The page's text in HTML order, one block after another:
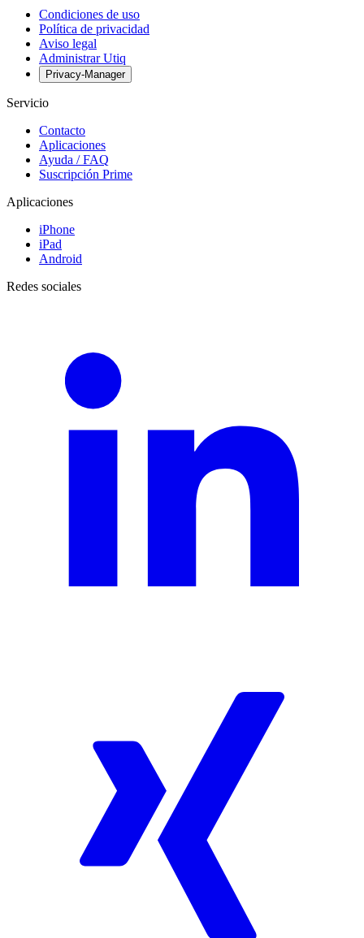
Condiciones de uso
Política de privacidad
Aviso legal
Administrar Utiq
Privacy-Manager
Servicio
Contacto
Aplicaciones
Ayuda / FAQ
Suscripción Prime
Aplicaciones
iPhone
iPad
Android
Redes sociales